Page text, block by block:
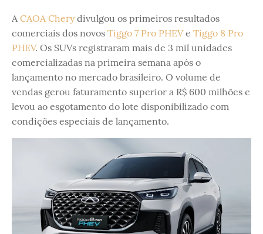
A CAOA Cherydivulgou os primeiros resultados
comerciais dos novos Tiggo 7 Pro PHEVe Tiggo 8 Pro
PHEV. Os SUVs registraram mais de 3 mil unidades
comercializadas na primeira semana após o
lançamento no mercado brasileiro. O volume de
vendas gerou faturamento superior a R$ 600 milhões e
levou ao esgotamento do lote disponibilizado com
condições especiais de lançamento.